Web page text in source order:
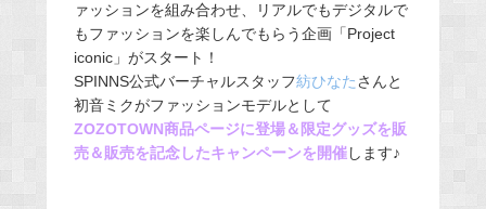
ァッションを組み合わせ、リアルでもデジタルで
もファッションを楽しんでもらう企画「Project
iconic」がスタート！
SPINNS公式バーチャルスタッフ紡ひなたさんと
初音ミクがファッションモデルとして
ZOZOTOWN商品ページに登場＆限定グッズを販
売＆販売を記念したキャンペーンを開催します♪